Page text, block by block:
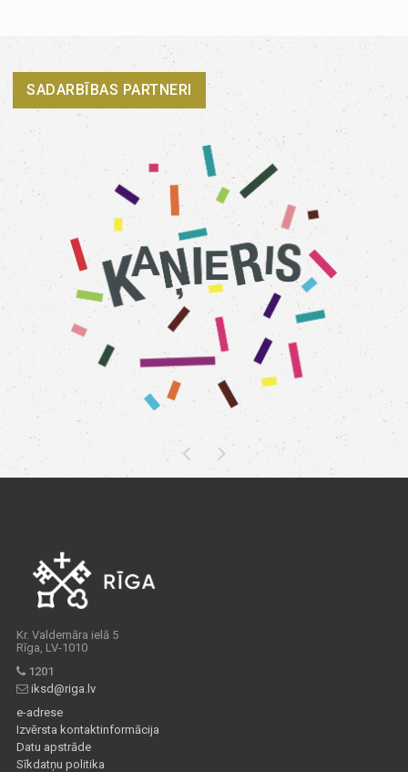
SADARBĪBAS PARTNERI
Kr. Valdemāra ielā 5
Rīga, LV-1010
1201
iksd@riga.lv
e-adrese
Izvērsta kontaktinformācija
Datu apstrāde
Sīkdatņu politika